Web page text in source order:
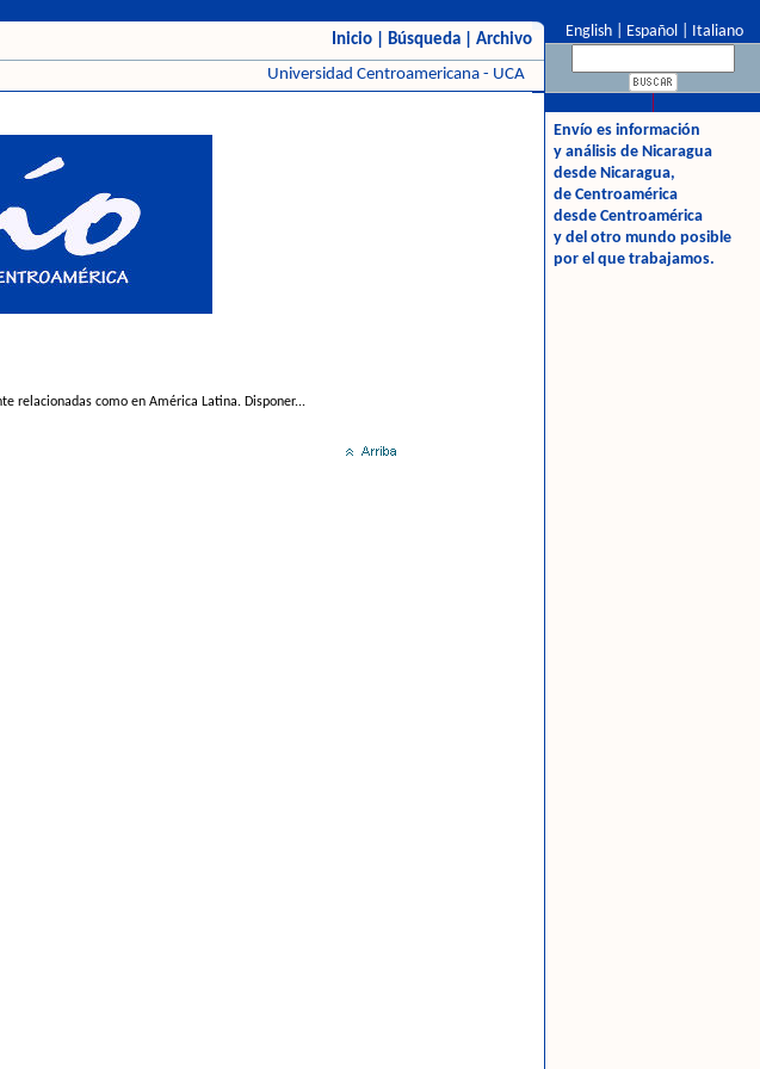
Inicio Búsqueda
Archivo
Universidad Centroamericana - UCA
relacionadas como en América Latina. Disponer...
English Español Italiano
Envío es información
y análisis de Nicaragua
desde Nicaragua,
de Centroamérica
desde Centroamérica
y del otro mundo posible
por el que trabajamos.